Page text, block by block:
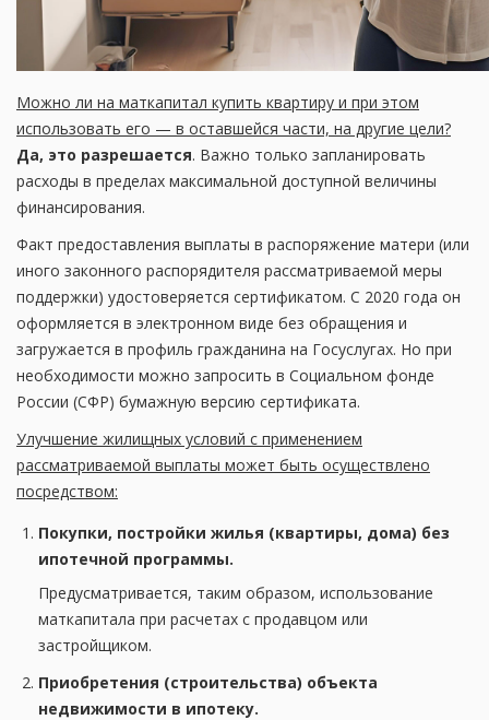
Можно ли на маткапитал купить квартиру и при этом
использовать его — в оставшейся части, на другие цели?
Да, это разрешается. Важно только запланировать
расходы в пределах максимальной доступной величины
финансирования.
Факт предоставления выплаты в распоряжение матери (или
иного законного распорядителя рассматриваемой меры
поддержки) удостоверяется сертификатом. С 2020 года он
оформляется в электронном виде без обращения и
загружается в профиль гражданина на Госуслугах. Но при
необходимости можно запросить в Социальном фонде
России (СФР) бумажную версию сертификата.
Улучшение жилищных условий с применением
рассматриваемой выплаты может быть осуществлено
посредством:
Покупки, постройки жилья (квартиры, дома) без
ипотечной программы.
Предусматривается, таким образом, использование
маткапитала при расчетах с продавцом или
застройщиком.
Приобретения (строительства) объекта
недвижимости в ипотеку.